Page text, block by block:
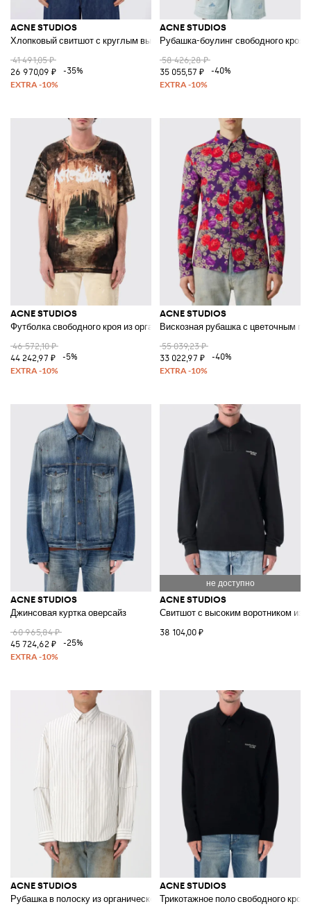
ACNE STUDIOS
Хлопковый свитшот с круглым вырезом, спущенными плечами и
41 491,05 ₽
26 970,09 ₽
-35%
ACNE STUDIOS
Рубашка-боулинг свободного кроя
58 426,28 ₽
35 055,57 ₽
-40%
ACNE STUDIOS
Футболка свободного кроя из органического хлопка с принтом
46 572,10 ₽
44 242,97 ₽
-5%
ACNE STUDIOS
Вискозная рубашка с цветочным
55 039,23 ₽
33 022,97 ₽
-40%
ACNE STUDIOS
Джинсовая куртка оверсайз
60 965,84 ₽
45 724,62 ₽
-25%
ACNE STUDIOS
Свитшот с высоким воротником из
38 104,00 ₽
ACNE STUDIOS
Рубашка в полоску из органического хлопка
ACNE STUDIOS
Трикотажное поло свободного